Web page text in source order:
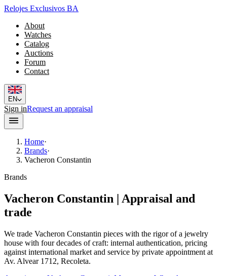
Relojes Exclusivos BA
About
Watches
Catalog
Auctions
Forum
Contact
EN
Sign inRequest an appraisal
Home·
Brands·
Vacheron Constantin
Brands
Vacheron Constantin | Appraisal and
trade
We trade Vacheron Constantin pieces with the rigor of a jewelry
house with four decades of craft: internal authentication, pricing
against international market and service by private appointment at
Av. Alvear 1712, Recoleta.